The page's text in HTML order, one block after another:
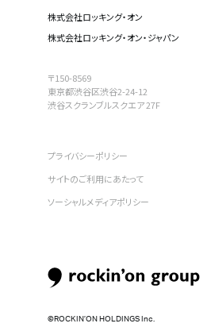
株式会社ロッキング・オン
株式会社ロッキング・オン・ジャパン
〒150-8569
東京都渋谷区渋谷2-24-12
渋谷スクランブルスクエア 27F
プライバシーポリシー
サイトのご利用にあたって
ソーシャルメディアポリシー
©︎ROCKIN’ON HOLDINGS Inc.